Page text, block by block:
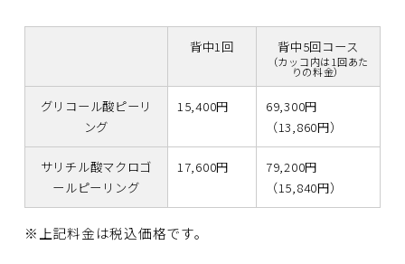
背中1回 背中5回コース
（カッコ内は1回あた
りの料金）
グリコール酸ピーリ
ング
15,400円
69,300円
（13,860円）
サリチル酸マクロゴ
ールピーリング
17,600円
79,200円
（15,840円）
※上記料金は税込価格です。